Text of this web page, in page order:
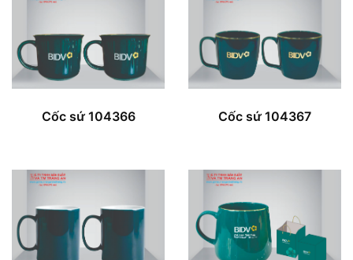
Cốc sứ 104366 Cốc sứ 104367